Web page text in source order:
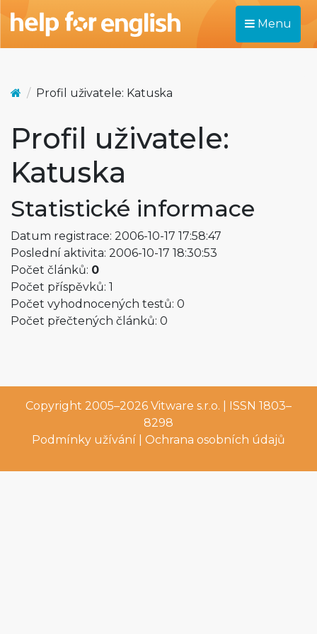
Menu
Profil uživatele: Katuska
Profil uživatele:
Katuska
Statistické informace
Datum registrace: 2006-10-17 17:58:47
Poslední aktivita: 2006-10-17 18:30:53
Počet článků: 0
Počet příspěvků: 1
Počet vyhodnocených testů: 0
Počet přečtených článků: 0
Copyright 2005–2026 Vitware s.r.o. | ISSN 1803–
8298
Podmínky užívání
Ochrana osobních údajů